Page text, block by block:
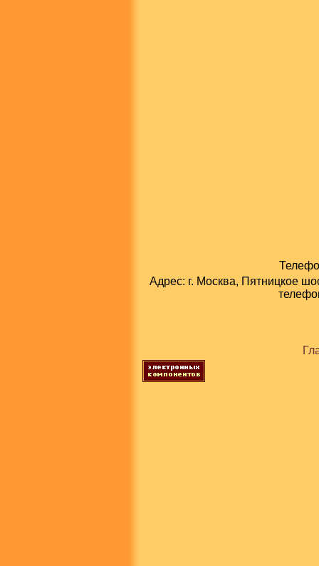
Адрес: г. Москва, Пятницкое